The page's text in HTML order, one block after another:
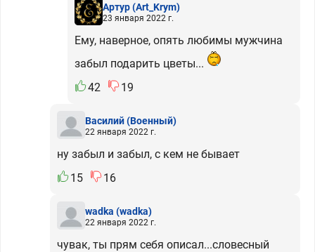
Артур(Art_Krym)
23 января 2022 г.
Ему, наверное, опять любимы мужчина
забыл подарить цветы...
42
19
Василий(Военный)
22 января 2022 г.
ну забыл и забыл, с кем не бывает
15
16
wadka (wadka)
22 января 2022 г.
чувак, ты прям себя описал...словесный